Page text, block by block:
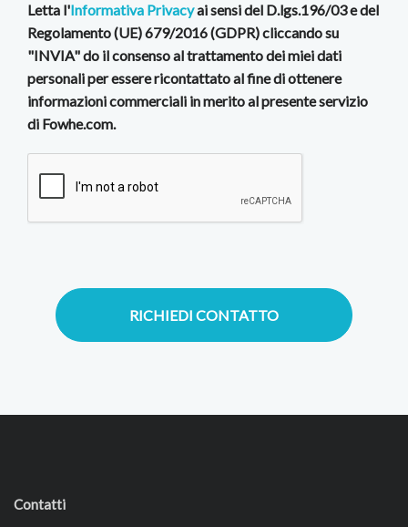
Letta l'Informativa Privacyai sensi del D.lgs.196/03 e del
Regolamento (UE) 679/2016 (GDPR) cliccando su
"INVIA" do il consenso al trattamento dei miei dati
personali per essere ricontattato al fine di ottenere
informazioni commerciali in merito al presente servizio
di Fowhe.com.
RICHIEDI CONTATTO
Contatti